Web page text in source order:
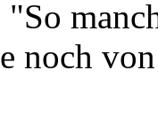
noch